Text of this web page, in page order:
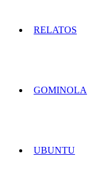
RELATOS
GOMINOLA
UBUNTU